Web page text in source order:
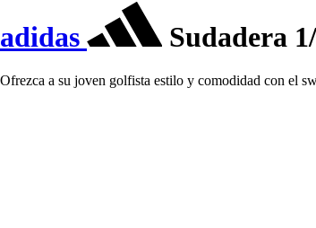
adidas Sudadera
Ofrezca a su joven golfista estilo y comodidad con el